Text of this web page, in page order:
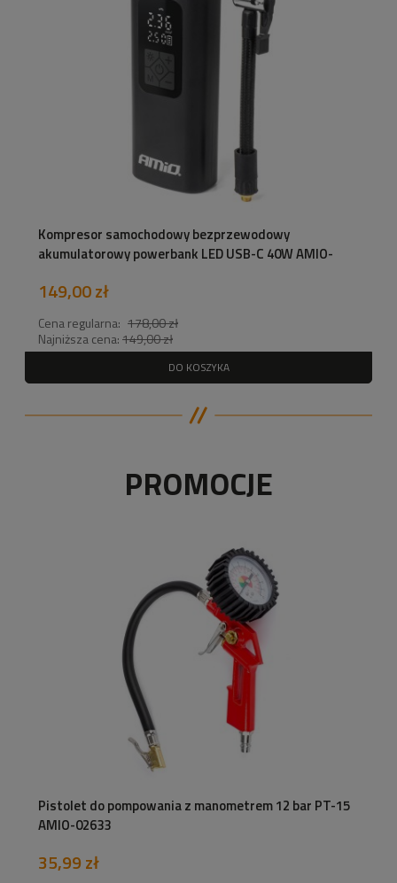
Kompresor samochodowy bezprzewodowy
akumulatorowy powerbank LED USB-C 40W AMIO-
149,00 zł
Cena regularna: 178,00 zł
Najniższa cena:149,00 zł
DO KOSZYKA
PROMOCJE
Pistolet do pompowania z manometrem 12 bar PT-15
AMIO-02633
35,99 zł